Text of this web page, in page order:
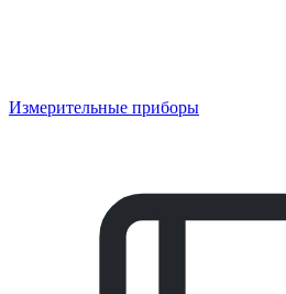
Измерительные приборы